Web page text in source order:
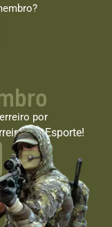
por
por Esporte!